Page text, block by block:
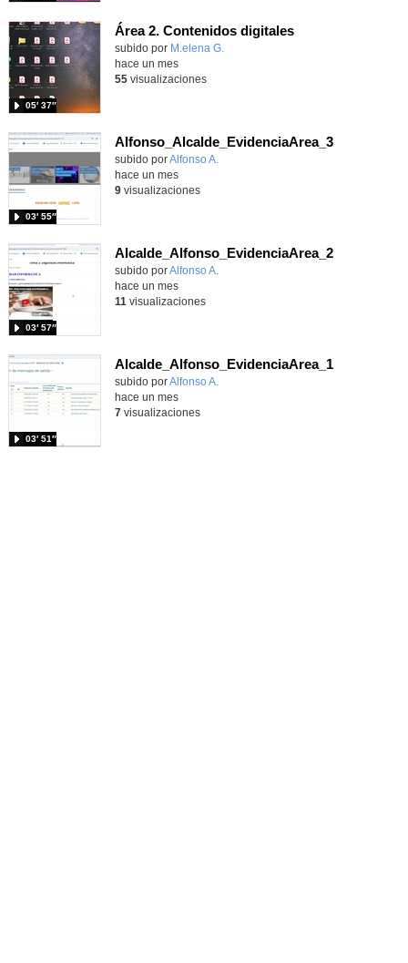
Área 2. Contenidos digitales
Contenido educativo.
subido por M.elena G.
05′ 37″
hace un mes
55visualizaciones
Alfonso_Alcalde_EvidenciaArea_3
Contenido educativo.
subido porAlfonso A.
03′ 55″
hace un mes
9visualizaciones
Alcalde_Alfonso_EvidenciaArea_2
Contenido educativo.
subido porAlfonso A.
03′ 57″
hace un mes
11 visualizaciones
Alcalde_Alfonso_EvidenciaArea_1
Contenido educativo.
subido porAlfonso A.
03′ 51″
hace un mes
7visualizaciones